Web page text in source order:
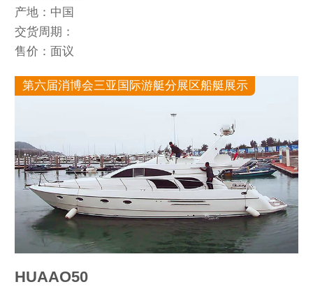
产地：中国
交货周期：
售价：面议
第六届消博会三亚国际游艇分展区船艇展示
HUAAO50